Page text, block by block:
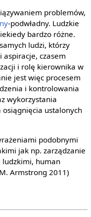
problemów,
-podwładny. Ludzkie
bardzo różne.
ludzi, którzy
czasem
i rolę kierownika w
jest więc procesem
i kontrolowania
wykorzystania
osiągnięcia ustalonych
podobnymi
jak np. zarządzanie
ludzkimi, human
Armstrong 2011)